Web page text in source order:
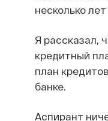
несколько
Я рассказал,
кредитный
план
банке.
Аспирант